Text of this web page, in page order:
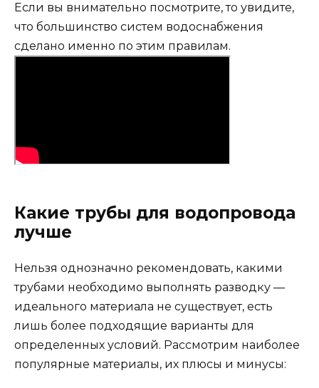
Если вы внимательно посмотрите, то увидите,
что большинство систем водоснабжения
сделано именно по этим правилам.
Какие трубы для водопровода
лучше
Нельзя однозначно рекомендовать, какими
трубами необходимо выполнять разводку —
идеального материала не существует, есть
лишь более подходящие варианты для
определенных условий. Рассмотрим наиболее
популярные материалы, их плюсы и минусы: